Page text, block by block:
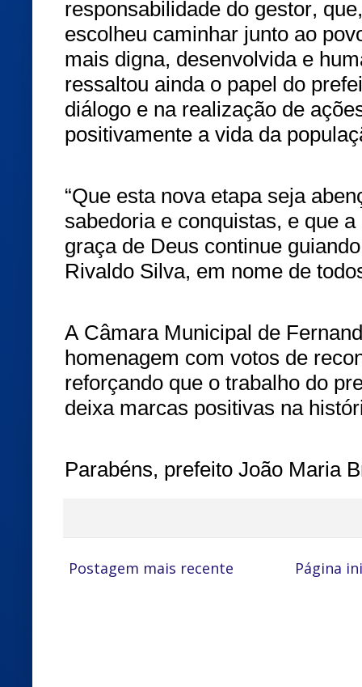
responsabilidade do gestor,
escolheu caminhar junto ao
mais digna, desenvolvida e
ressaltou ainda o papel do
diálogo e na realização de
positivamente a vida da
“Que esta nova etapa seja
sabedoria e conquistas, e que
graça de Deus continue
Rivaldo Silva, em nome de
A Câmara Municipal de
homenagem com votos de
reforçando que o trabalho do
deixa marcas positivas na
Parabéns, prefeito João Maria
Postagem mais recente Página